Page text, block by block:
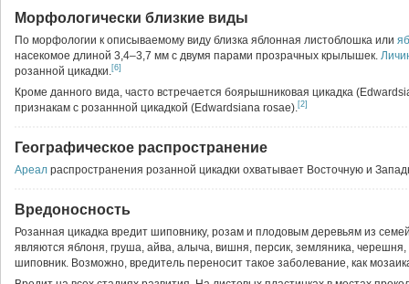
Морфологически близкие виды
По морфологии к описываемому виду близка яблонная листоблошка или
насекомое длиной 3,4–3,7 мм с двумя парами прозрачных крылышек.
розанной цикадки.[6]
Кроме данного вида, часто встречается боярышниковая цикадка
признакам с розаннной цикадкой (Edwardsiana rosae).[2]
Географическое распространение
Ареал распространения розанной цикадки охватывает Восточную и
Вредоносность
Розанная цикадка вредит шиповнику, розам и плодовым деревьям из
являются яблоня, груша, айва, алыча, вишня, персик, земляника,
шиповник. Возможно, вредитель переносит такое заболевание, как